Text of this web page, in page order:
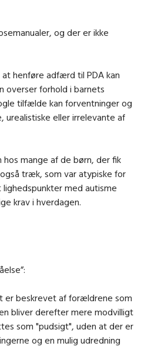
og der er ikke
henføre adfærd til PDA kan
overser forhold i barnets
tilfælde kan forventninger og
urealistiske eller irrelevante af
hos mange af de børn, der fik
træk, som var atypiske for
med autisme
krav i hverdagen.
er beskrevet af forældrene som
bliver derefter mere modvilligt
som "pudsigt", uden at der er
og en mulig udredning